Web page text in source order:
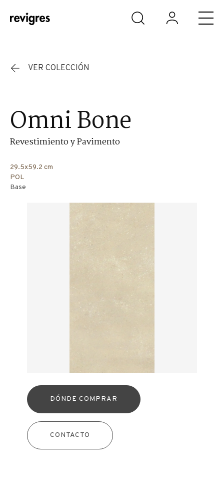
Saltar al contenido principal
VER COLECCIÓN
Omni Bone
Revestimiento y Pavimento
29.5x59.2 cm
POL
Base
DÓNDE COMPRAR
CONTACTO